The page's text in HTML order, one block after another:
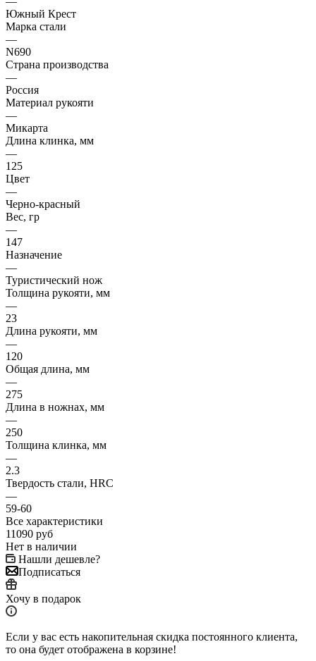
Южный Крест
Марка стали
—
N690
Страна производства
—
Россия
Материал рукояти
—
Микарта
Длина клинка, мм
—
125
Цвет
—
Черно-красный
Вес, гр
—
147
Назначение
—
Туристический нож
Толщина рукояти, мм
—
23
Длина рукояти, мм
—
120
Общая длина, мм
—
275
Длина в ножнах, мм
—
250
Толщина клинка, мм
—
2.3
Твердость стали, HRC
—
59-60
Все характеристики
11090 руб
Нет в наличии
Нашли дешевле?
Подписаться
Хочу в подарок
Если у вас есть накопительная скидка постоянного клиента,
то она будет отображена в корзине!